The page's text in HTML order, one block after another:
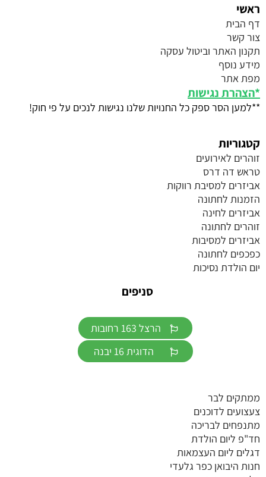
ראשי
דף הבית
צור קשר
תקנון האתר וביטול עסקה
מידע נוסף
מפת אתר
*הצהרת נגישות
**למען הסר ספק כל החנויות שלנו נגישות לנכים על פי חוק!
קטגוריות
זוהרים לאירועים
טראש דה דרס
אביזרים למסיבת רווקות
הזמנות לחתונה
אביזרים לחינה
זוהרים לחתונה
אביזרים למסיבות
כפכפים לחתונה
יום הולדת נסיכות
סניפים
הרצל 163 רחובות
הדוגית 16 יבנה
ממתקים לבר
צעצועים לדוכנים
מתנפחים לבריכה
חד"פ ליום הולדת
דגלים ליום העצמאות
חנות היבואן כפר גלעדי